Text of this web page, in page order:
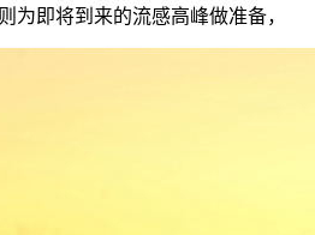
为即将到来的流感高峰做准备，